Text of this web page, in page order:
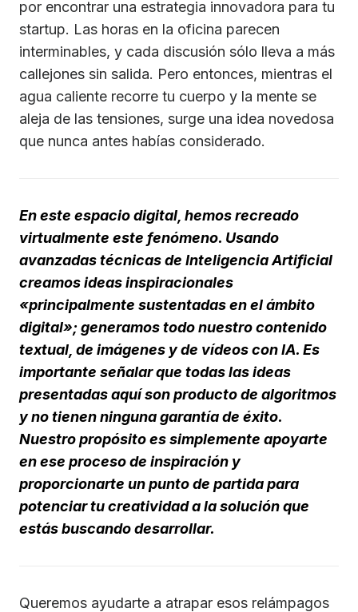
por encontrar una estrategia innovadora para tu
startup. Las horas en la oficina parecen
interminables, y cada discusión sólo lleva a más
callejones sin salida. Pero entonces, mientras el
agua caliente recorre tu cuerpo y la mente se
aleja de las tensiones, surge una idea novedosa
que nunca antes habías considerado.
En este espacio digital, hemos recreado
virtualmente este fenómeno. Usando
avanzadas técnicas de Inteligencia Artificial
creamos ideas inspiracionales
«principalmente sustentadas en el ámbito
digital»; generamos todo nuestro contenido
textual, de imágenes y de vídeos con IA. Es
importante señalar que todas las ideas
presentadas aquí son producto de algoritmos
y no tienen ninguna garantía de éxito.
Nuestro propósito es simplemente apoyarte
en ese proceso de inspiración y
proporcionarte un punto de partida para
potenciar tu creatividad a la solución que
estás buscando desarrollar.
Queremos ayudarte a atrapar esos relámpagos